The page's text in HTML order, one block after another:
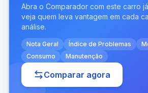
Abra o Comparador com este carro
veja quem leva vantagem em cada
análise.
Nota Geral Índice de Problemas
Consumo
Manutenção
Comparar agora